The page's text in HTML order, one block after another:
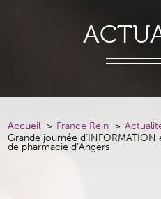
Accueil France Rein
Grande journée d’INFORMATION
de pharmacie d’Angers